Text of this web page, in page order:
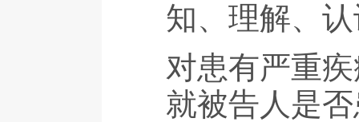
知、理解、
对患有严重
就被告人是